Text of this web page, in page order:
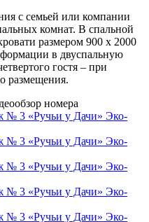
с семьей или компании
комнат. В спальной
размером 900 х 2000
в двуспальную
гостя – при
размещения.